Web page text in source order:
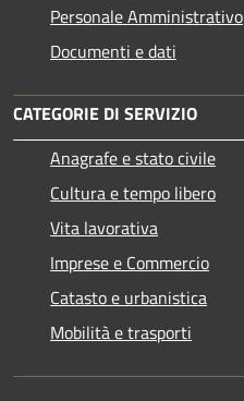
Personale Amministrativo
Documenti e dati
CATEGORIE DI SERVIZIO
Anagrafe e stato civile
Cultura e tempo libero
Vita lavorativa
Imprese e Commercio
Catasto e urbanistica
Mobilità e trasporti